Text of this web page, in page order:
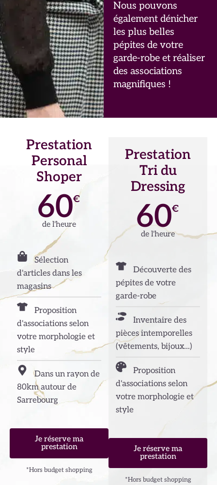
Nous pouvons
également dénicher
les plus belles
pépites de votre
garde-robe et réaliser
des associations
magnifiques !
Prestation
Personal
Shoper
60€
de l'heure
Sélection
d'articles dans les
magasins
Proposition
d'associations selon
votre morphologie et
style
Dans un rayon de
80km autour de
Sarrebourg
Je réserve ma
prestation
*Hors budget shopping
Prestation
Tri du
Dressing
60€
de l'heure
Découverte des
pépites de votre
garde-robe
Inventaire des
pièces intemporelles
(vêtements, bijoux...)
Proposition
d'associations selon
votre morphologie et
style​
Je réserve ma
prestation
*Hors budget shopping